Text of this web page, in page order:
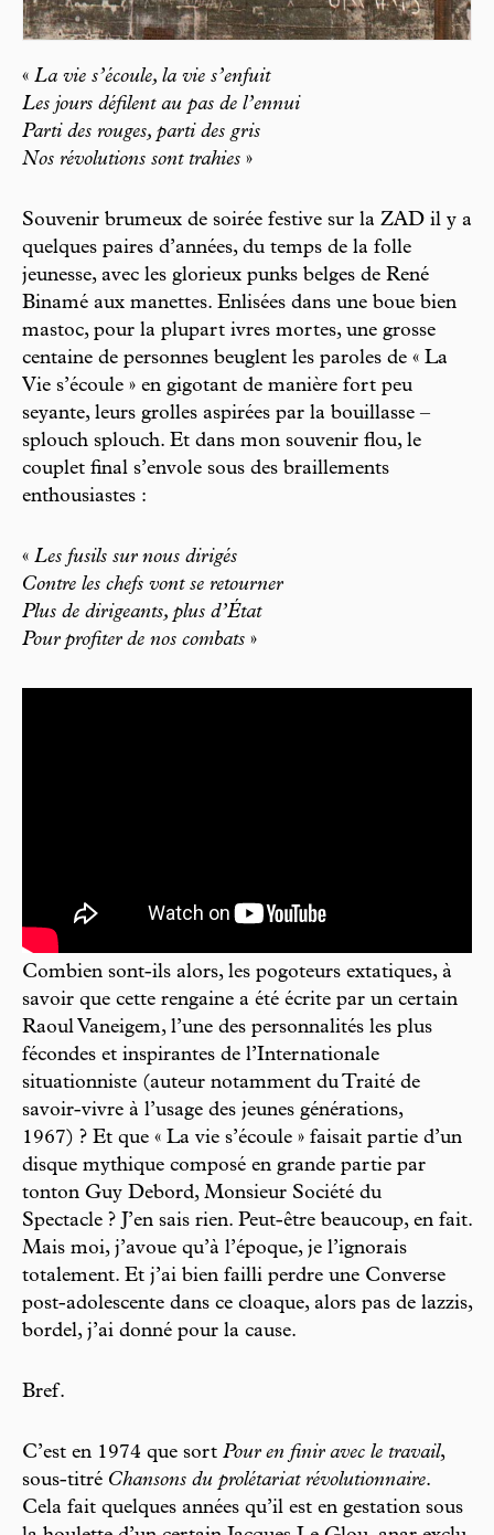
« La vie s’écoule, la vie s’enfuit
Les jours défilent au pas de l’ennui
Parti des rouges, parti des gris
Nos révolutions sont trahies »
Souvenir brumeux de soirée festive sur la ZAD il y a
quelques paires d’années, du temps de la folle
jeunesse, avec les glorieux punks belges de René
Binamé aux manettes. Enlisées dans une boue bien
mastoc, pour la plupart ivres mortes, une grosse
centaine de personnes beuglent les paroles de « La
Vie s’écoule » en gigotant de manière fort peu
seyante, leurs grolles aspirées par la bouillasse –
splouch splouch. Et dans mon souvenir flou, le
couplet final s’envole sous des braillements
enthousiastes :
« Les fusils sur nous dirigés
Contre les chefs vont se retourner
Plus de dirigeants, plus d’État
Pour profiter de nos combats »
Combien sont-ils alors, les pogoteurs extatiques, à
savoir que cette rengaine a été écrite par un certain
Raoul Vaneigem, l’une des personnalités les plus
fécondes et inspirantes de l’Internationale
situationniste (auteur notamment du Traité de
savoir-vivre à l’usage des jeunes générations,
1967) ? Et que « La vie s’écoule » faisait partie d’un
disque mythique composé en grande partie par
tonton Guy Debord, Monsieur Société du
Spectacle ? J’en sais rien. Peut-être beaucoup, en fait.
Mais moi, j’avoue qu’à l’époque, je l’ignorais
totalement. Et j’ai bien failli perdre une Converse
post-adolescente dans ce cloaque, alors pas de lazzis,
bordel, j’ai donné pour la cause.
Bref.
C’est en 1974 que sort Pour en finir avec le travail,
sous-titré Chansons du prolétariat révolutionnaire.
Cela fait quelques années qu’il est en gestation sous